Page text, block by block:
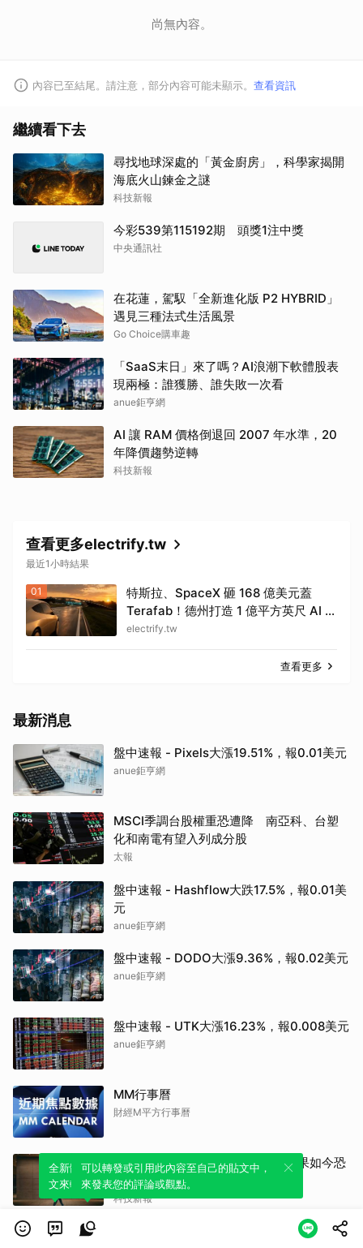
尚無內容。
內容已至結尾。請注意，部分內容可能未顯示。 查看資訊
繼續看下去
尋找地球深處的「黃金廚房」，科學家揭開
海底火山鍊金之謎
科技新報
今彩539第115192期 頭獎1注中獎
中央通訊社
在花蓮，駕馭「全新進化版 P2 HYBRID」
遇見三種法式生活風景
Go Choice購車趣
「SaaS末日」來了嗎？AI浪潮下軟體股表
現兩極：誰獲勝、誰失敗一次看
anue鉅亨網
AI 讓 RAM 價格倒退回 2007 年水準，20
年降價趨勢逆轉
科技新報
查看更多electrify.tw
最近1小時結果
01
特斯拉、SpaceX 砸 168 億美元蓋
Terafab！德州打造 1 億平方英尺 AI 晶
片廠
electrify.tw
查看更多
最新消息
盤中速報 - Pixels大漲19.51%，報0.01美元
anue鉅亨網
MSCI季調台股權重恐遭降 南亞科、台塑
化和南電有望入列成分股
太報
盤中速報 - Hashflow大跌17.5%，報0.01美
元
anue鉅亨網
盤中速報 - DODO大漲9.36%，報0.02美元
anue鉅亨網
盤中速報 - UTK大漲16.23%，報0.008美元
anue鉅亨網
MM行事曆
財經M平方行事曆
沒跟著燒錢市值衝上 5 兆美元？蘋果如今恐
不得不加入算力競賽
科技新報
AI 讓 RAM 價格倒退回 2007 年水準，20
全新體驗！一鍵引用此內容，透過發布貼
文來輕鬆表達個人立場。
可以轉發或引用此內容至自己的貼文中，
來發表您的評論或觀點。